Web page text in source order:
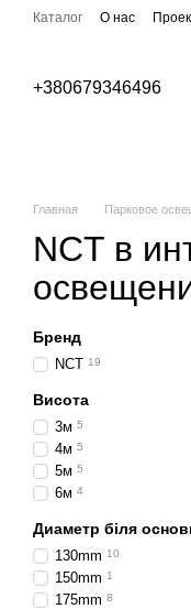
Перейти к основному
Каталог О нас
+380679346496
Главная Парковое
NCT в
Бренд
NCT 19
Висота
3м 5
4м 5
5м 5
6м 4
Диаметр біля
130mm 10
150mm 1
175mm 8